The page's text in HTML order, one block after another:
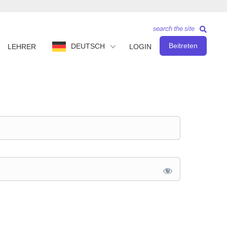
LEHRER DEUTSCH LOGIN Beitreten
search the site